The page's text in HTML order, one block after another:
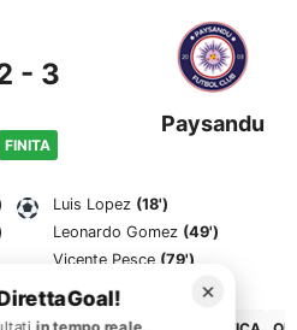
- 3
FINITA
Paysandu
Luis Lopez (18')
Leonardo Gomez (49')
Vicente Pesce (79')
✕
in tempo reale